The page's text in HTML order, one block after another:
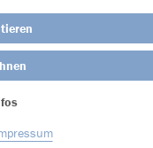
Baumwolle